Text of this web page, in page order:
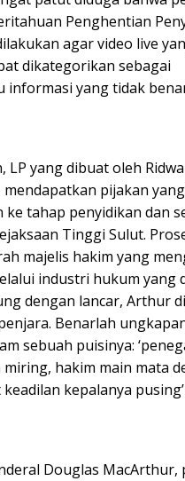
Penghentian
agar video live
dikategorikan sebagai
informasi yang tidak
LP yang dibuat oleh
mendapatkan pijakan
tahap penyidikan dan
Tinggi Sulut.
majelis hakim yang
industri hukum yang
dengan lancar, Arthur
Benarlah ungkapan
sebuah puisinya:
hakim main mata
kepalanya
Douglas MacArthur,